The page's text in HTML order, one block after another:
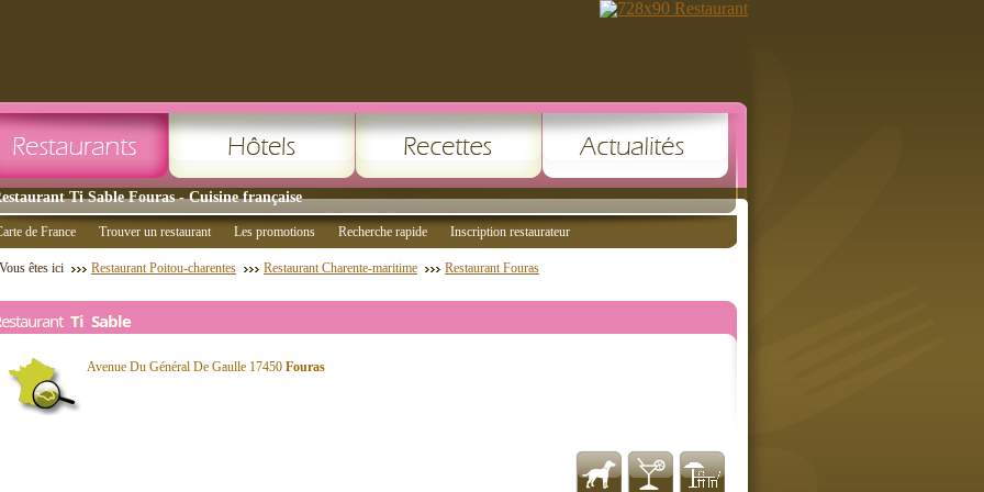
Ti Sable Fouras - Cuisine française
de France Trouver un restaurant Les promotions Recherche rapide Inscription restaurateur
Vous êtes ici Restaurant Poitou-charentes Restaurant Charente-maritime Restaurant Fouras
Ti Sable
Avenue Du Général De Gaulle 17450 Fouras